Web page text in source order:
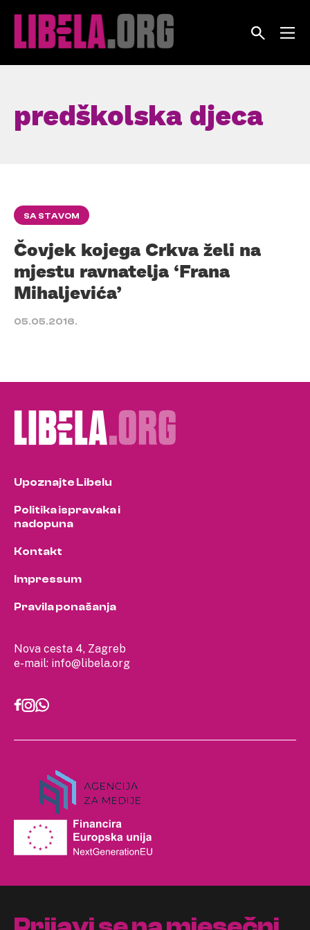
predškolska djeca
SA STAVOM
Čovjek kojega Crkva želi na
mjestu ravnatelja ‘Frana
Mihaljevića’
05.05.2016.
Nova cesta 4, Zagreb
e-mail: info@libela.org
Upoznajte Libelu
Politika ispravaka i
nadopuna
Kontakt
Impressum
Pravila ponašanja